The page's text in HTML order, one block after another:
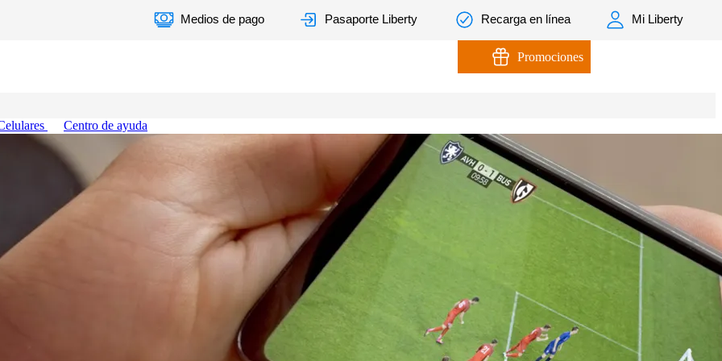
Centro de ayuda
Medios de pago Pasaporte Liberty Recarga en línea Mi Liberty